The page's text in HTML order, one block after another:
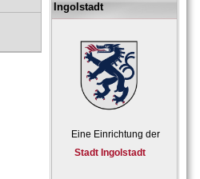
Ingolstadt
Eine Einrichtung der
Stadt Ingolstadt